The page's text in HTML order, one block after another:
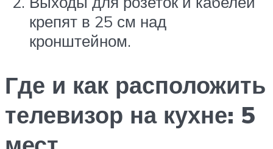
крепят в 25 см над
кронштейном.
Где и как расположить
телевизор на кухне: 5